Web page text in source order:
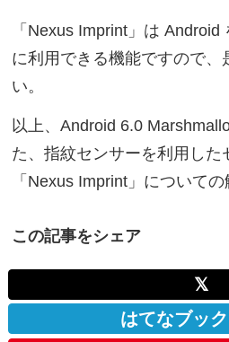
「Nexus Imprint」は
に利用できる機能ですので、
い。
以上、Android 6.0
た、指紋センサーを利用した
「Nexus Imprint」についての
この記事をシェア
𝕏
はてなブッ